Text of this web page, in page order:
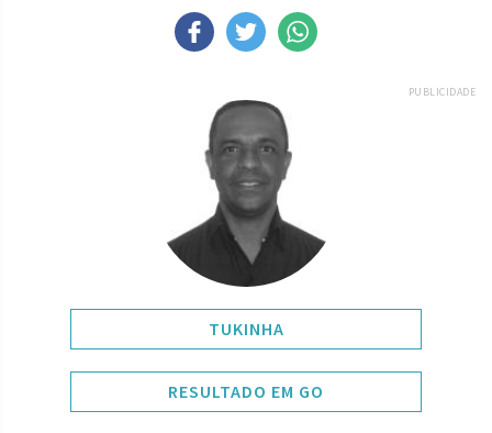
PUBLICIDADE
TUKINHA
RESULTADO EM GO